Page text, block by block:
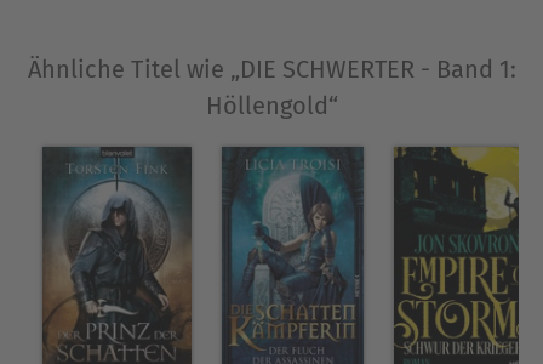
Ähnliche Titel wie „DIE SCHWERTER - Band 1:
Höllengold“